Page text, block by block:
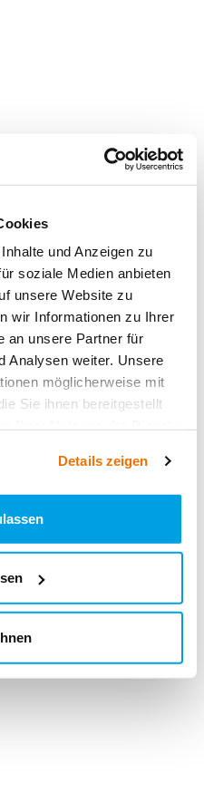
und Anzeigen zu
soziale Medien anbieten
unsere Website zu
wir Informationen zu Ihrer
an unsere Partner für
Analysen weiter. Unsere
möglicherweise mit
Sie ihnen bereitgestellt
Details zeigen